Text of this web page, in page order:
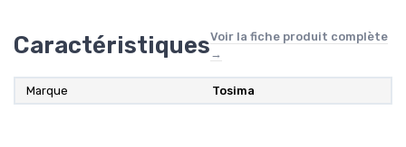
CaractéristiquesVoir la fiche produit complète
→
Marque Tosima